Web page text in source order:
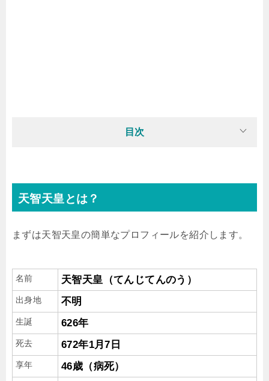
目次
天智天皇とは？
まずは天智天皇の簡単なプロフィールを紹介します。
名前 天智天皇（てんじてんのう）
出身地 不明
生誕 626年
死去 672年1月7日
享年 46歳（病死）